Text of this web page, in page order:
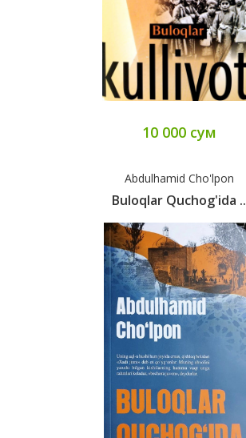
10 000 сум
Abdulhamid Cho'lpon
Buloqlar Quchog'ida ..